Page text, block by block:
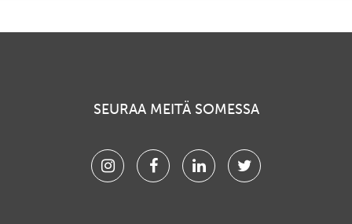
SEURAA MEITÄ SOMESSA
InstagramFacebookLinkedinTwitter